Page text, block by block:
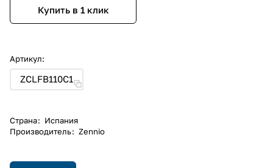
Купить в 1 клик
Артикул:
ZCLFB110C1
Страна: Испания
Производитель: Zennio